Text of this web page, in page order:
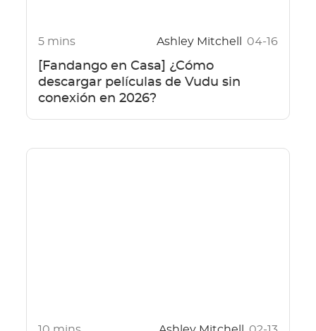
5 mins Ashley Mitchell 04-16
[Fandango en Casa] ¿Cómo
descargar películas de Vudu sin
conexión en 2026?